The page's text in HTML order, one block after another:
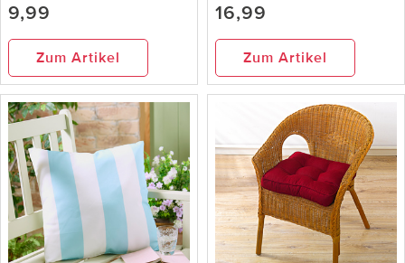
9,99
Zum Artikel
16,99
Zum Artikel